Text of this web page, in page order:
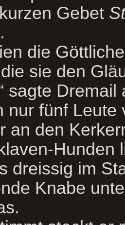
Gebet
.
die
sie den
sagte Dremail
nur fünf Leute
an den
Hunden
dreissig im
Knabe